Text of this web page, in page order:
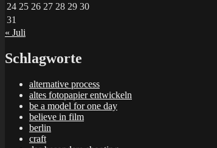
24 25 26 27 28 29 30
31
« Juli
Schlagworte
alternative process
altes fotopapier entwickeln
be a model for one day
believe in film
berlin
craft